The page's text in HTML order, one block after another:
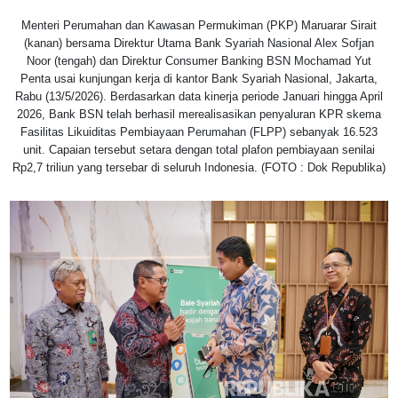
Menteri Perumahan dan Kawasan Permukiman (PKP) Maruarar Sirait
(kanan) bersama Direktur Utama Bank Syariah Nasional Alex Sofjan
Noor (tengah) dan Direktur Consumer Banking BSN Mochamad Yut
Penta usai kunjungan kerja di kantor Bank Syariah Nasional, Jakarta,
Rabu (13/5/2026). Berdasarkan data kinerja periode Januari hingga April
2026, Bank BSN telah berhasil merealisasikan penyaluran KPR skema
Fasilitas Likuiditas Pembiayaan Perumahan (FLPP) sebanyak 16.523
unit. Capaian tersebut setara dengan total plafon pembiayaan senilai
Rp2,7 triliun yang tersebar di seluruh Indonesia. (FOTO : Dok Republika)